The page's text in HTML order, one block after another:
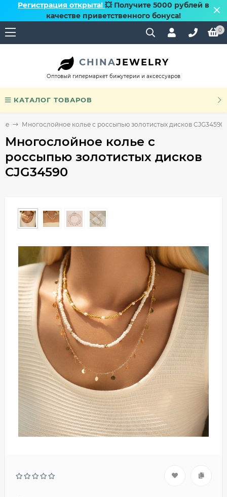
Регистрация открыта! 💥 Получите 5000 рублей в
качестве приветственного бонуса!
0
CHINAJEWELRY
Оптовый гипермаркет бижутерии и аксессуаров
КАТАЛОГ ТОВАРОВ
Многослойное колье с россыпью золотистых дисков CJG34590
Многослойное колье с
россыпью золотистых дисков
CJG34590